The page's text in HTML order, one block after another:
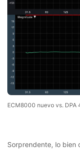
ECM8000 nuevo vs. DPA
Sorprendente, lo